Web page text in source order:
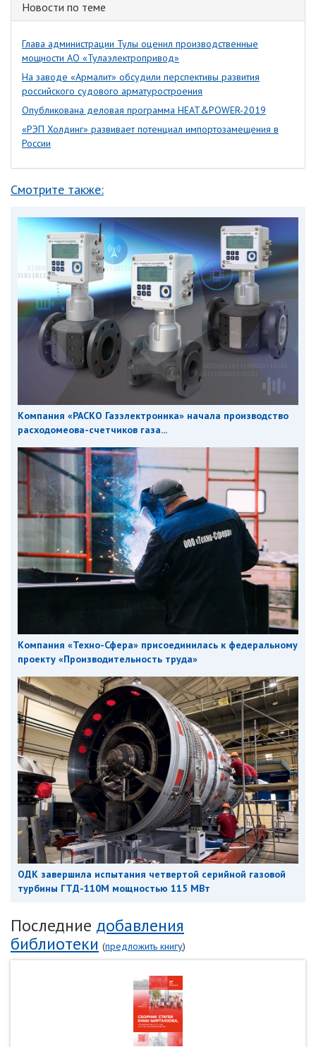
Новости по теме
Глава администрации Тулы оценил производственные
мощности АО «Тулаэлектропривод»
На заводе «Армалит» обсудили перспективы развития
российского судового арматуростроения
Опубликована деловая программа HEAT&POWER-2019
«РЭП Холдинг» развивает потенциал импортозамещения в
России
Смотрите также:
Компания «РАСКО Газэлектроника» начала производство
расходомеова-счетчиков газа...
Компания «Техно-Сфера» присоединилась к федеральному
проекту «Производительность труда»
ОДК завершила испытания четвертой серийной газовой
турбины ГТД-110М мощностью 115 МВт
Последние добавления
библиотеки (предложить книгу)